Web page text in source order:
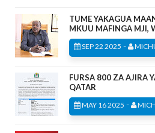
TUME YAKAGUA
MKUU MAFINGA MJI,
SEP 22 2025 -
FURSA 800 ZA AJIRA
QATAR
MAY 16 2025 -